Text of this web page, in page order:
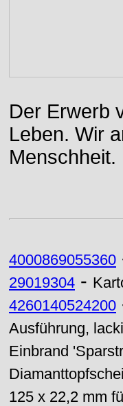
Der Erwerb
Leben. Wir
Menschheit.
4000869055360
29019304 -
4260140524200
Ausführung,
Einbrand
125 x 22,2 mm